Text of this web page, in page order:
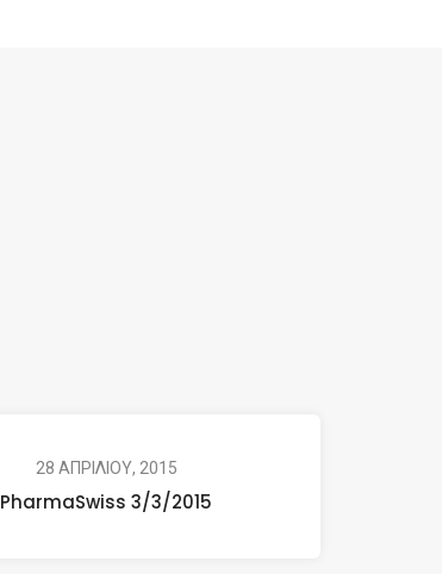
28 ΑΠΡΙΛΙΟΥ, 2015
PharmaSwiss 3/3/2015